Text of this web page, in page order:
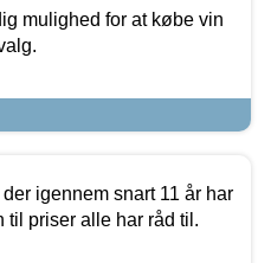
mulighed for at købe vin
igennem snart 11 år har
til priser alle har råd til.